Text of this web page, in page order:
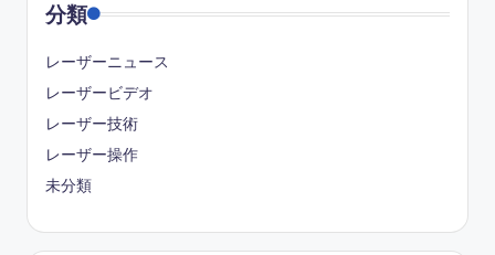
分類
レーザーニュース
レーザービデオ
レーザー技術
レーザー操作
未分類